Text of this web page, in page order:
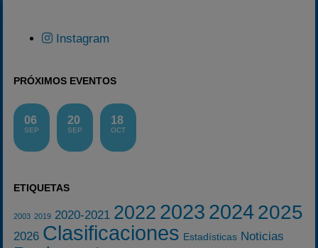
Instagram
PRÓXIMOS EVENTOS
06
SEP
20
SEP
18
OCT
ETIQUETAS
2003 2019 2020-2021 2022 2023 20242025
2026 Clasificaciones Estadísticas Noticias